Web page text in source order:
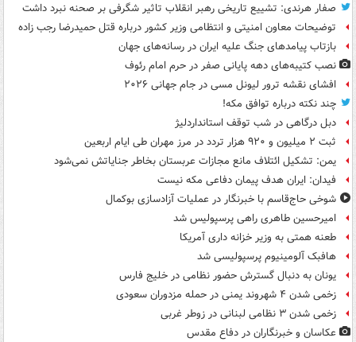
صفار هرندی: تشییع تاریخی رهبر انقلاب تاثیر شگرفی بر صحنه نبرد داشت
توضیحات معاون امنیتی و انتظامی وزیر کشور درباره قتل حمیدرضا رجب زاده
بازتاب پیامدهای جنگ علیه ایران در رسانه‌های جهان
نصب کتیبه‌های دهه پایانی صفر در حرم امام رئوف
افشای نقشه ترور لیونل مسی در جام جهانی ۲۰۲۶
چند نکته درباره توافق مکه!
دبل درگاهی در شب توقف استانداردلیژ
ثبت ۲ میلیون و ۹۲۰ هزار تردد در مرز مهران طی ایام اربعین
یمن: تشکیل ائتلاف مانع مجازات عربستان بخاطر جنایاتش نمی‌شود
فیدان: ایران هدف پیمان دفاعی مکه نیست
شوخی حاج‌قاسم با خبرنگار در عملیات آزادسازی بوکمال
امیرحسین طاهری راهی پرسپولیس شد
طعنه همتی به وزیر خزانه داری آمریکا
هافبک آلومینیوم پرسپولیسی شد
یونان به دنبال گسترش حضور نظامی در خلیج فارس
زخمی شدن ۴ شهروند یمنی در حمله مزدوران سعودی
زخمی شدن ۳ نظامی لبنانی در زوطر غربی
عکاسان و خبرنگاران در دفاع مقدس